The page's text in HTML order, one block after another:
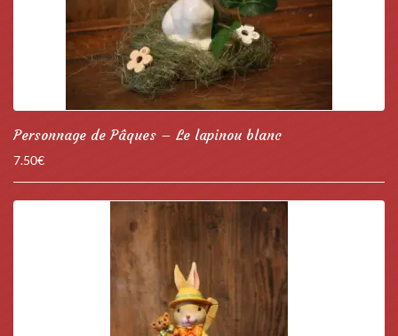
Personnage de Pâques – Le lapinou blanc
7.50€